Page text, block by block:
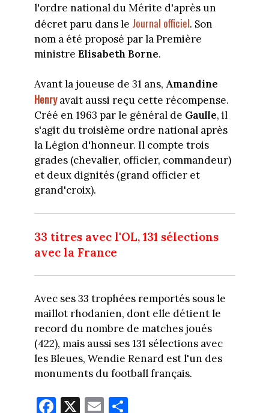
l'ordre national du Mérite d'après un
décret paru dans le Journal officiel. Son
nom a été proposé par la Première
ministre Elisabeth Borne.
Avant la joueuse de 31 ans, Amandine
Henryavait aussi reçu cette récompense.
Créé en 1963 par le général de Gaulle, il
s'agit du troisième ordre national après
la Légion d'honneur. Il compte trois
grades (chevalier, officier, commandeur)
et deux dignités (grand officier et
grand'croix).
33 titres avec l'OL, 131 sélections
avec la France
Avec ses 33 trophées remportés sous le
maillot rhodanien, dont elle détient le
record du nombre de matches joués
(422), mais aussi ses 131 sélections avec
les Bleues, Wendie Renard est l'un des
monuments du football français.
Fa X E Pa